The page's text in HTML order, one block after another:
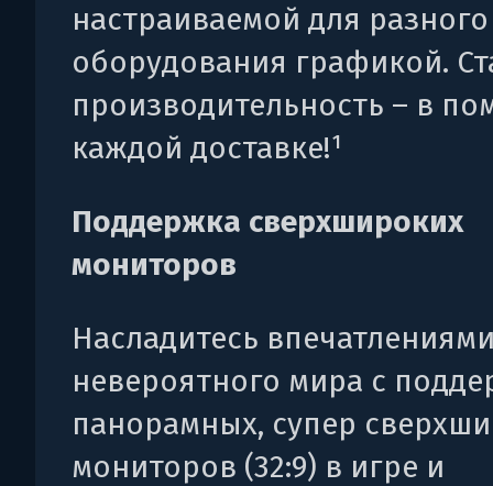
настраиваемой для разного
оборудования графикой.
производительность – в
каждой доставке!¹
Поддержка сверхшироких
мониторов
Насладитесь
невероятного мира с
панорамных, супер
мониторов (32:9) в игре и